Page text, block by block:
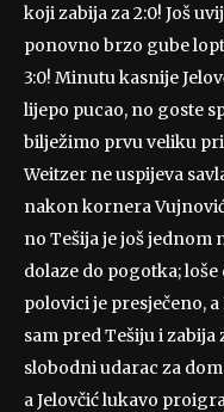
koji zabija za 2:0! Još
ponovno brzo gube
3:0! Minutu kasnije
lijepo pucao, no goste
bilježimo prvu veliku
Weitzer ne uspijeva
nakon kornera
no Tešija je još jednom
dolaze do pogotka;
polovici je presječeno,
sam pred Tešiju i zabija
slobodni udarac za
a Jelovčić lukavo